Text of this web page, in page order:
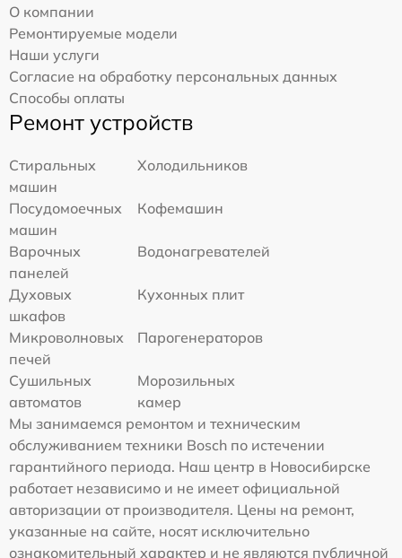
О компании
Ремонтируемые модели
Наши услуги
Согласие на обработку персональных данных
Способы оплаты
Ремонт устройств
Стиральных
машин
Холодильников
Посудомоечных
машин
Кофемашин
Варочных
панелей
Водонагревателей
Духовых
шкафов
Кухонных плит
Микроволновых
печей
Парогенераторов
Сушильных
автоматов
Морозильных
камер
Мы занимаемся ремонтом и техническим
обслуживанием техники Bosch по истечении
гарантийного периода. Наш центр в Новосибирске
работает независимо и не имеет официальной
авторизации от производителя. Цены на ремонт,
указанные на сайте, носят исключительно
ознакомительный характер и не являются публичной